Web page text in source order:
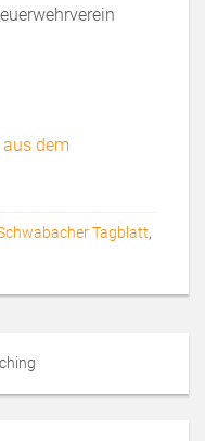
dem
Tagblatt,